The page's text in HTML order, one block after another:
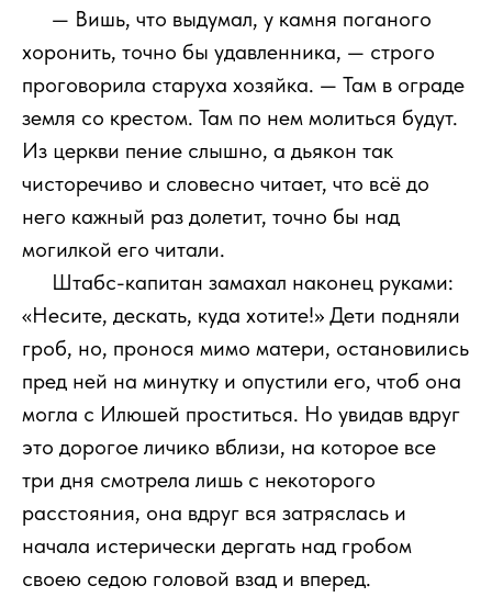
— Вишь, что выдумал, у камня поганого
хоронить, точно бы удавленника, — строго
проговорила старуха хозяйка. — Там в ограде
земля со крестом. Там по нем молиться будут.
Из церкви пение слышно, а дьякон так
чисторечиво и словесно читает, что всё до
него кажный раз долетит, точно бы над
могилкой его читали.
Штабс-капитан замахал наконец руками:
«Несите, дескать, куда хотите!» Дети подняли
гроб, но, пронося мимо матери, остановились
пред ней на минутку и опустили его, чтоб она
могла с Илюшей проститься. Но увидав вдруг
это дорогое личико вблизи, на которое все
три дня смотрела лишь с некоторого
расстояния, она вдруг вся затряслась и
начала истерически дергать над гробом
своею седою головой взад и вперед.